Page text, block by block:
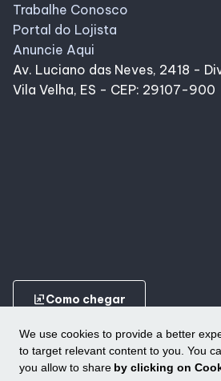
We use cookies to provide a better
to target relevant content to you. You
you allow to share by clicking on
Trabalhe Conosco
Portal do Lojista
Anuncie Aqui
Av. Luciano das Neves, 2418 -
Vila Velha, ES - CEP: 29107-900
ungroupComo chegar